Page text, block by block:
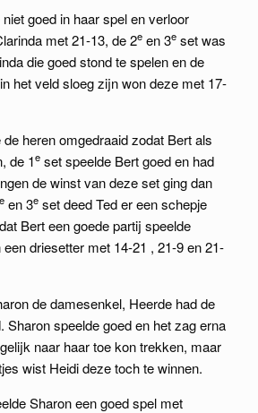
goed in haar spel en verloor
met 21-13, de 2e en 3e set was
die goed stond te spelen en de
het veld sloeg zijn won deze met 17-
heren omgedraaid zodat Bert als
de 1e set speelde Bert goed en had
de winst van deze set ging dan
e en 3e set deed Ted er een schepje
Bert een goede partij speelde
driesetter met 14-21 , 21-9 en 21-
de damesenkel, Heerde had de
Sharon speelde goed en het zag erna
naar haar toe kon trekken, maar
wist Heidi deze toch te winnen.
Sharon een goed spel met